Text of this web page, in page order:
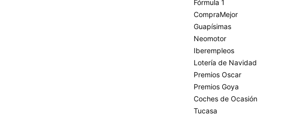
Fórmula 1
CompraMejor
Guapísimas
Neomotor
Iberempleos
Lotería de Navidad
Premios Oscar
Premios Goya
Coches de Ocasión
Tucasa